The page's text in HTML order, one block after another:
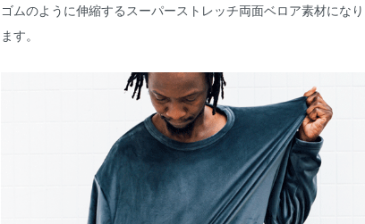
ゴムのように伸縮するスーパーストレッチ両面ベロア素材になり
ます。